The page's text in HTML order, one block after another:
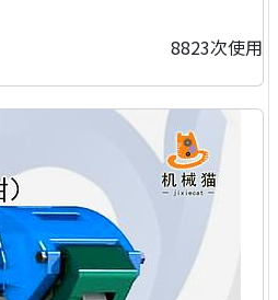
8823次使用